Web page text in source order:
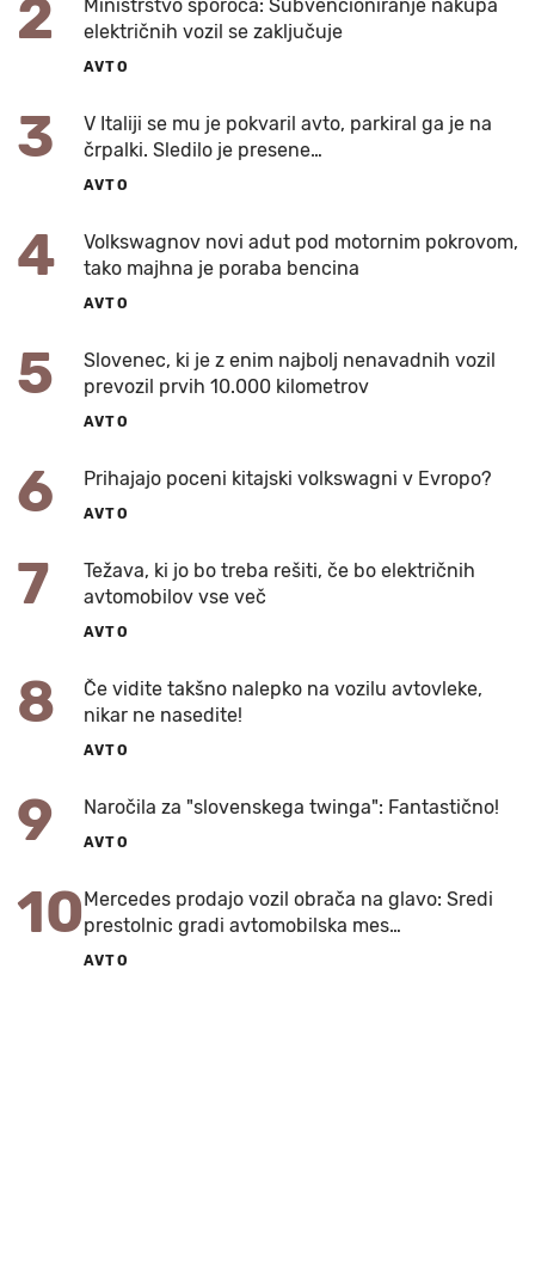
2
Ministrstvo sporoča: Subvencioniranje nakupa
električnih vozil se zaključuje
AVTO
3
V Italiji se mu je pokvaril avto, parkiral ga je na
črpalki. Sledilo je presene…
AVTO
4
Volkswagnov novi adut pod motornim pokrovom,
tako majhna je poraba bencina
AVTO
5
Slovenec, ki je z enim najbolj nenavadnih vozil
prevozil prvih 10.000 kilometrov
AVTO
6 Prihajajo poceni kitajski volkswagni v Evropo?
AVTO
7
Težava, ki jo bo treba rešiti, če bo električnih
avtomobilov vse več
AVTO
8
Če vidite takšno nalepko na vozilu avtovleke,
nikar ne nasedite!
AVTO
9 Naročila za "slovenskega twinga": Fantastično!
AVTO
10Mercedes prodajo vozil obrača na glavo: Sredi
prestolnic gradi avtomobilska mes…
AVTO